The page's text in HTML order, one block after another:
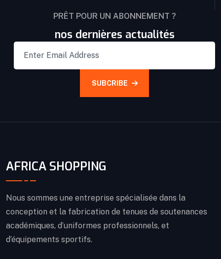
PRÊT POUR UN ABONNEMENT ?
nos dernières actualités
SUBCRIBE
AFRICA SHOPPING
Nous sommes une entreprise spécialisée dans la
conception et la fabrication de tenues de soutenances
académiques, d’uniformes professionnels, et
d’équipements sportifs.